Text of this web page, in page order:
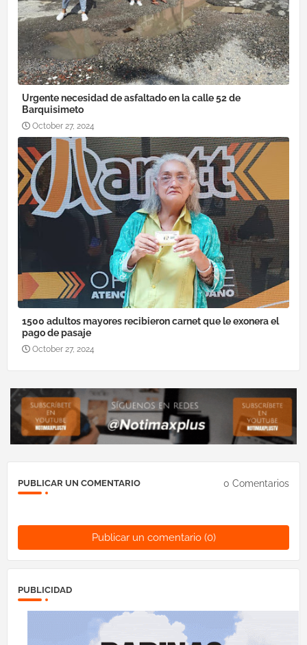
Urgente necesidad de asfaltado en la calle 52 de
Barquisimeto
October 27, 2024
1500 adultos mayores recibieron carnet que le exonera el
pago de pasaje
October 27, 2024
PUBLICAR UN COMENTARIO 0 Comentarios
Publicar un comentario (0)
PUBLICIDAD